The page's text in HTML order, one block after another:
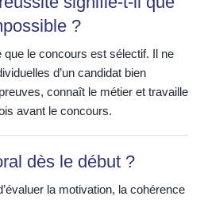
?
que le concours est sélectif. Il ne
d’un candidat bien
connaît le métier et travaille
avant le concours.
dès le début ?
la motivation, la cohérence